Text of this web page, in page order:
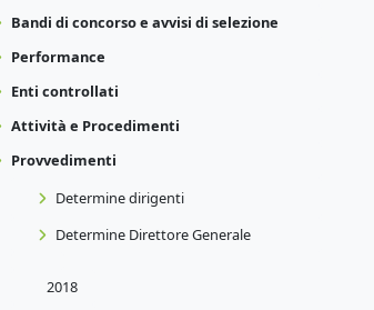
Bandi di concorso e avvisi di selezione
Performance
Enti controllati
Attività e Procedimenti
Provvedimenti
Determine dirigenti
Determine Direttore Generale
2018